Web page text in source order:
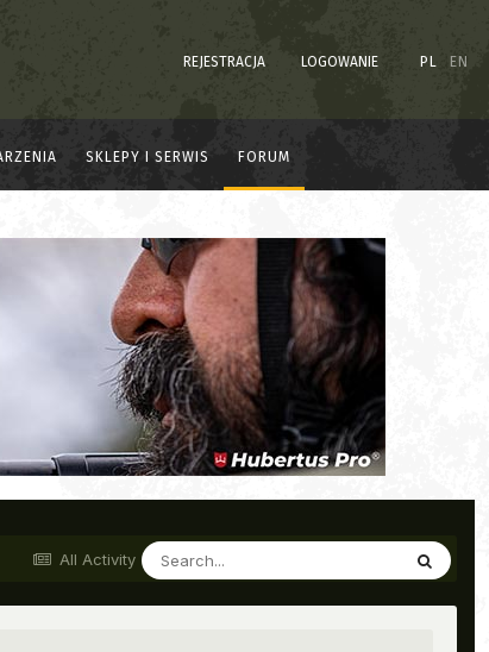
REJESTRACJA LOGOWANIE PL EN
SKLEPY I SERWIS FORUM